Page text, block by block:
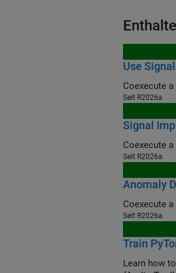
Use
Coexecute
Seit R2026a
Signal
Seit R2026a
Anomaly
Seit R2026a
Train
Learn how